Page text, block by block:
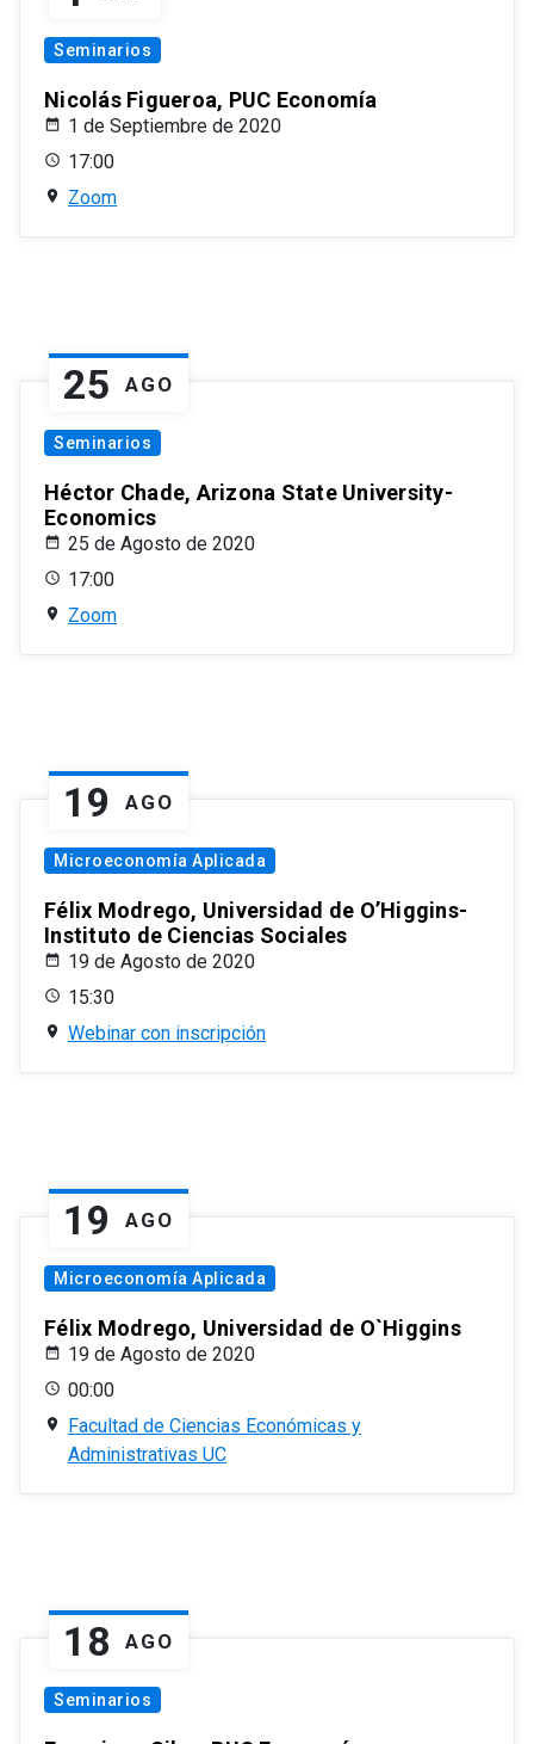
Seminarios
Nicolás Figueroa, PUC Economía
1 de Septiembre de 2020
17:00
Zoom
25 AGO
Seminarios
Héctor Chade, Arizona State University-
Economics
25 de Agosto de 2020
17:00
Zoom
19 AGO
Microeconomía Aplicada
Félix Modrego, Universidad de O’Higgins-
Instituto de Ciencias Sociales
19 de Agosto de 2020
15:30
Webinar con inscripción
19 AGO
Microeconomía Aplicada
Félix Modrego, Universidad de O`Higgins
19 de Agosto de 2020
00:00
Facultad de Ciencias Económicas y
Administrativas UC
18 AGO
Seminarios